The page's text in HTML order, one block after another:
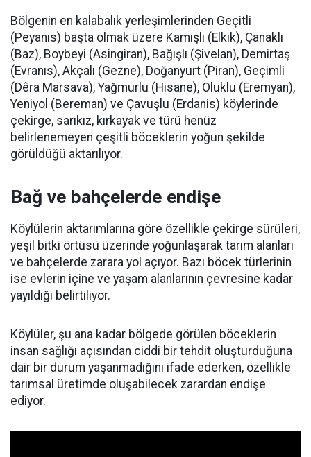
Bölgenin en kalabalık yerleşimlerinden Geçitli
(Peyanıs) başta olmak üzere Kamışlı (Elkik), Çanaklı
(Baz), Boybeyi (Asingiran), Bağışlı (Şivelan), Demirtaş
(Evranıs), Akçalı (Gezne), Doğanyurt (Piran), Geçimli
(Dêra Marsava), Yağmurlu (Hisane), Oluklu (Eremyan),
Yeniyol (Bereman) ve Çavuşlu (Erdanis) köylerinde
çekirge, sarıkız, kırkayak ve türü henüz
belirlenemeyen çeşitli böceklerin yoğun şekilde
görüldüğü aktarılıyor.
Bağ ve bahçelerde endişe
Köylülerin aktarımlarına göre özellikle çekirge sürüleri,
yeşil bitki örtüsü üzerinde yoğunlaşarak tarım alanları
ve bahçelerde zarara yol açıyor. Bazı böcek türlerinin
ise evlerin içine ve yaşam alanlarının çevresine kadar
yayıldığı belirtiliyor.
Köylüler, şu ana kadar bölgede görülen böceklerin
insan sağlığı açısından ciddi bir tehdit oluşturduğuna
dair bir durum yaşanmadığını ifade ederken, özellikle
tarımsal üretimde oluşabilecek zarardan endişe
ediyor.